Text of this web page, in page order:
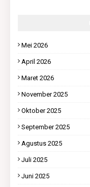
Mei 2026
April 2026
Maret 2026
November 2025
Oktober 2025
September 2025
Agustus 2025
Juli 2025
Juni 2025